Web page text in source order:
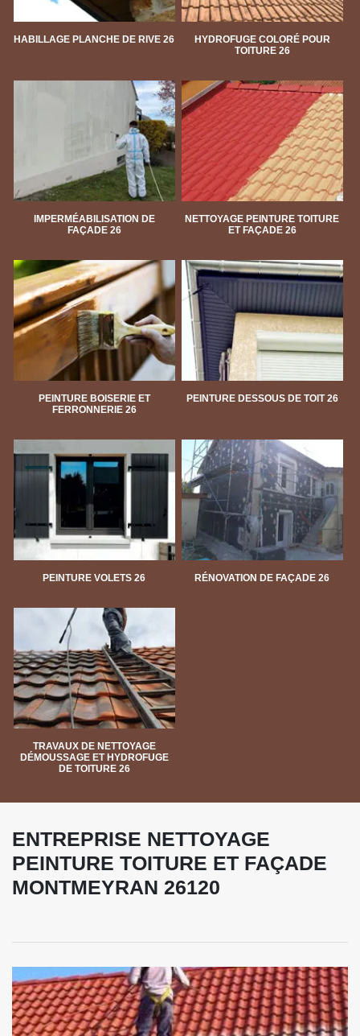
HABILLAGE PLANCHE DE RIVE 26
HYDROFUGE COLORÉ POUR
TOITURE 26
IMPERMÉABILISATION DE
FAÇADE 26
NETTOYAGE PEINTURE TOITURE
ET FAÇADE 26
PEINTURE BOISERIE ET
FERRONNERIE 26
PEINTURE DESSOUS DE TOIT 26
PEINTURE VOLETS 26 RÉNOVATION DE FAÇADE 26
TRAVAUX DE NETTOYAGE
DÉMOUSSAGE ET HYDROFUGE
DE TOITURE 26
ENTREPRISE NETTOYAGE
PEINTURE TOITURE ET FAÇADE
MONTMEYRAN 26120